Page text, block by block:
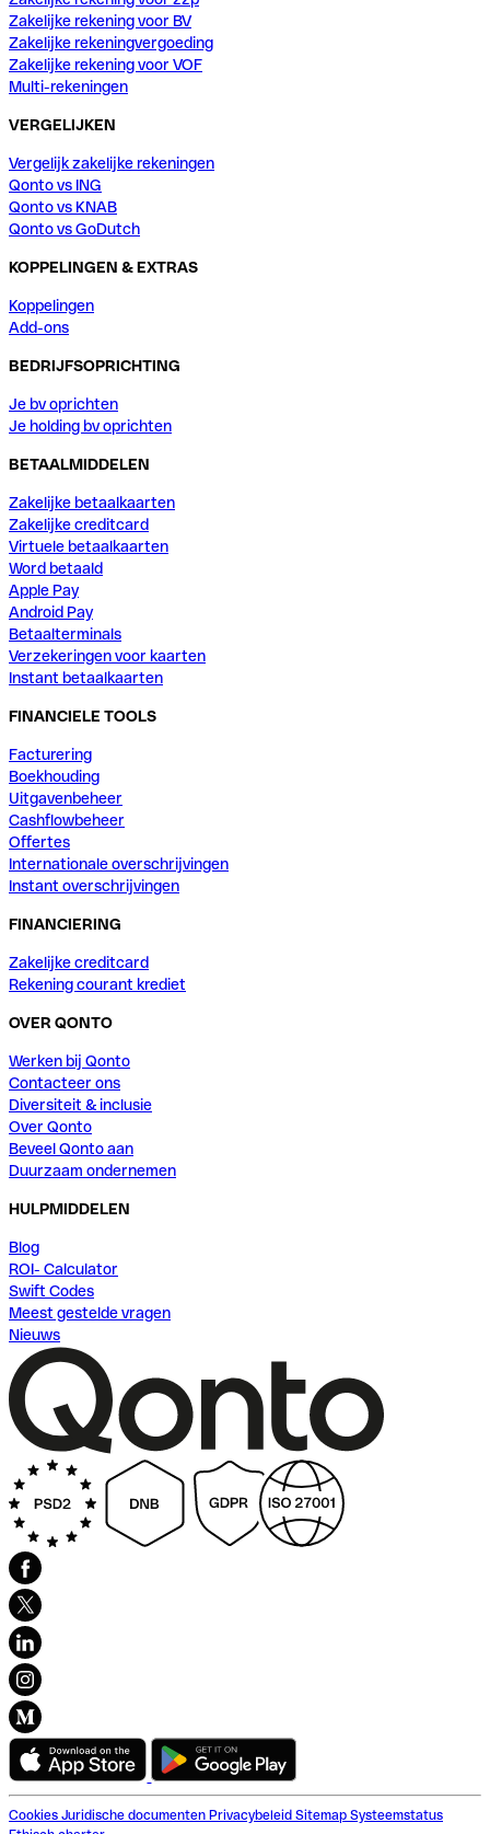
Zakelijke rekening voor BV
Zakelijke rekeningvergoeding
Zakelijke rekening voor VOF
Multi-rekeningen
VERGELIJKEN
Vergelijk zakelijke rekeningen
Qonto vs ING
Qonto vs KNAB
Qonto vs GoDutch
KOPPELINGEN & EXTRAS
Koppelingen
Add-ons
BEDRIJFSOPRICHTING
Je bv oprichten
Je holding bv oprichten
BETAALMIDDELEN
Zakelijke betaalkaarten
Zakelijke creditcard
Virtuele betaalkaarten
Word betaald
Apple Pay
Android Pay
Betaalterminals
Verzekeringen voor kaarten
Instant betaalkaarten
FINANCIELE TOOLS
Facturering
Boekhouding
Uitgavenbeheer
Cashflowbeheer
Offertes
Internationale overschrijvingen
Instant overschrijvingen
FINANCIERING
Zakelijke creditcard
Rekening courant krediet
OVER QONTO
Werken bij Qonto
Contacteer ons
Diversiteit & inclusie
Over Qonto
Beveel Qonto aan
Duurzaam ondernemen
HULPMIDDELEN
Blog
ROI- Calculator
Swift Codes
Meest gestelde vragen
Nieuws
Cookies Juridische documenten Privacybeleid Sitemap Systeemstatus